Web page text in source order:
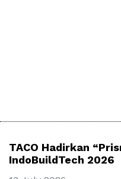
TACO Hadirkan
IndoBuildTech 2026